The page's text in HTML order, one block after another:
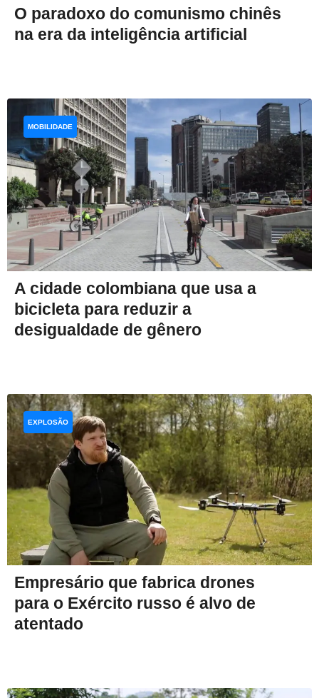
O paradoxo do comunismo chinês
na era da inteligência artificial
A cidade colombiana que usa a
bicicleta para reduzir a
desigualdade de gênero
MOBILIDADE
Empresário que fabrica drones
para o Exército russo é alvo de
atentado
EXPLOSÃO